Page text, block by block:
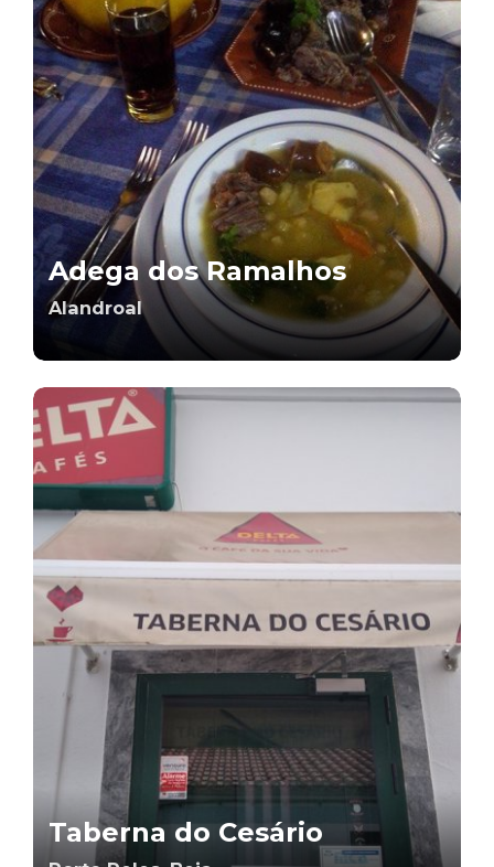
Adega dos Ramalhos
Alandroal
Taberna do Cesário